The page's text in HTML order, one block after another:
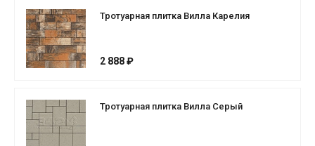
Тротуарная плитка Вилла Карелия
2 888 ₽
Тротуарная плитка Вилла Серый